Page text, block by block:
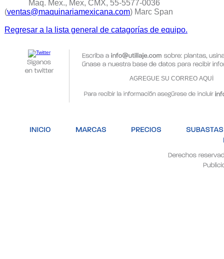
Maq. Mex., Mex, CMX, 55-5577-0036
(ventas@maquinariamexicana.com) Marc Span
Regresar a la lista general de catagorías de equipo.